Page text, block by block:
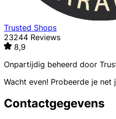
Trusted Shops
23244 Reviews
8,9
Onpartijdig beheerd door
Wacht even! Probeerde je
Contactgegevens